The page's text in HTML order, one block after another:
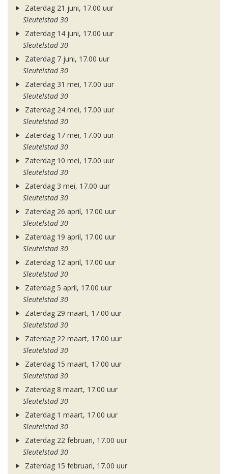
Zaterdag 21 juni, 17.00 uur
Sleutelstad 30
Zaterdag 14 juni, 17.00 uur
Sleutelstad 30
Zaterdag 7 juni, 17.00 uur
Sleutelstad 30
Zaterdag 31 mei, 17.00 uur
Sleutelstad 30
Zaterdag 24 mei, 17.00 uur
Sleutelstad 30
Zaterdag 17 mei, 17.00 uur
Sleutelstad 30
Zaterdag 10 mei, 17.00 uur
Sleutelstad 30
Zaterdag 3 mei, 17.00 uur
Sleutelstad 30
Zaterdag 26 april, 17.00 uur
Sleutelstad 30
Zaterdag 19 april, 17.00 uur
Sleutelstad 30
Zaterdag 12 april, 17.00 uur
Sleutelstad 30
Zaterdag 5 april, 17.00 uur
Sleutelstad 30
Zaterdag 29 maart, 17.00 uur
Sleutelstad 30
Zaterdag 22 maart, 17.00 uur
Sleutelstad 30
Zaterdag 15 maart, 17.00 uur
Sleutelstad 30
Zaterdag 8 maart, 17.00 uur
Sleutelstad 30
Zaterdag 1 maart, 17.00 uur
Sleutelstad 30
Zaterdag 22 februari, 17.00 uur
Sleutelstad 30
Zaterdag 15 februari, 17.00 uur